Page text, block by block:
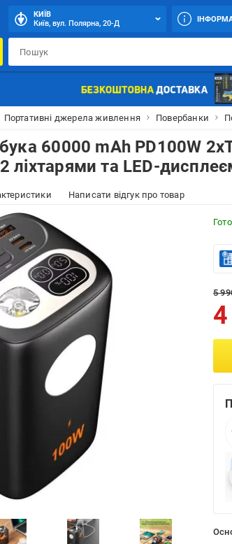
КИЇВ
Київ, вул. Полярна, 20-Д
Портативні джерела живлення Повербанки
60000 mAh PD100W
та LED-
Написати відгук про товар
5